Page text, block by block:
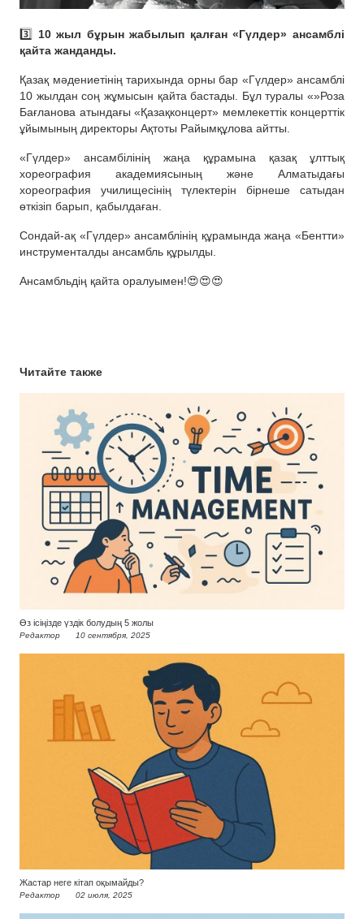
3️⃣ 10 жыл бұрын жабылып қалған «Гүлдер» ансамблі
қайта жанданды.
Қазақ мәдениетінің тарихында орны бар «Гүлдер» ансамблі
10 жылдан соң жұмысын қайта бастады. Бұл туралы «»Роза
Бағланова атындағы «Қазақконцерт» мемлекеттік концерттік
ұйымының директоры Ақтоты Райымқұлова айтты.
«Гүлдер» ансамбілінің жаңа құрамына қазақ ұлттық
хореография академиясының және Алматыдағы
хореография училищесінің түлектерін бірнеше сатыдан
өткізіп барып, қабылдаған.
Сондай-ақ «Гүлдер» ансамблінің құрамында жаңа «Бентти»
инструменталды ансамбль құрылды.
Ансамбльдің қайта оралуымен!😍😍😍
Читайте также
Өз ісіңізде үздік болудың 5 жолы
Редактор 10 сентября, 2025
Жастар неге кітап оқымайды?
Редактор 02 июля, 2025